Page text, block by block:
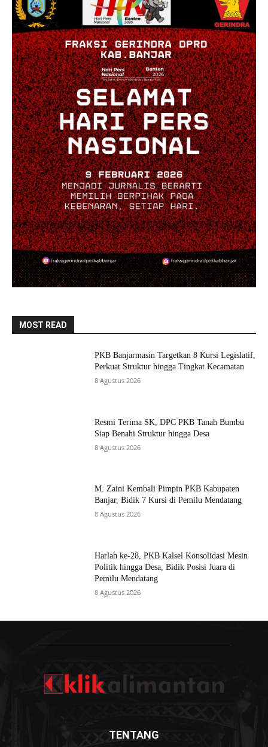
MOST READ
PKB Banjarmasin Targetkan 8 Kursi Legislatif,
Perkuat Struktur hingga Tingkat Kecamatan
8 Agustus 2026
Resmi Terima SK, DPC PKB Tanah Bumbu
Siap Benahi Struktur hingga Desa
8 Agustus 2026
M. Zaini Kembali Pimpin PKB Kabupaten
Banjar, Bidik 7 Kursi di Pemilu Mendatang
8 Agustus 2026
Harlah ke-28, PKB Kalsel Konsolidasi Mesin
Politik hingga Desa, Bidik Posisi Juara di
Pemilu Mendatang
8 Agustus 2026
TENTANG